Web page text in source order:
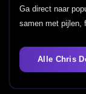
Ga direct naar
samen met pijlen,
Alle Chris